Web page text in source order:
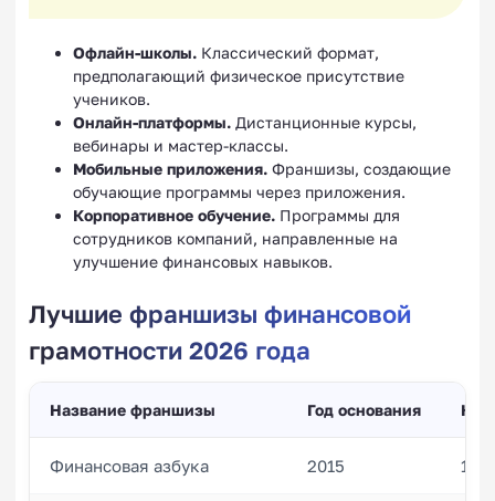
Офлайн-школы. Классический формат,
предполагающий физическое присутствие
учеников.
Онлайн-платформы. Дистанционные курсы,
вебинары и мастер-классы.
Мобильные приложения. Франшизы, создающие
обучающие программы через приложения.
Корпоративное обучение. Программы для
сотрудников компаний, направленные на
улучшение финансовых навыков.
Лучшие франшизы финансовой
грамотности 2026 года
Название франшизы Год основания
Финансовая азбука 2015 120